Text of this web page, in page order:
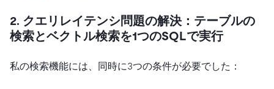
2. クエリレイテンシ問題の解決：テーブルの
検索とベクトル検索を1つのSQLで実行
私の検索機能には、同時に3つの条件が必要でした：